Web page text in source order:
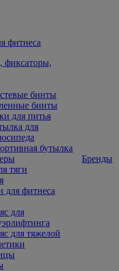
фитнеса
фиксаторы,
бинты
бинты
для питья
для
бутылка
тяги
для фитнеса
для
для тяжелой
Бренды